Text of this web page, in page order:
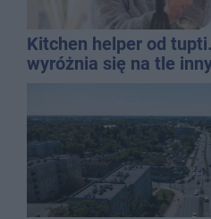
Kitchen helper od
wyróżnia się na tle